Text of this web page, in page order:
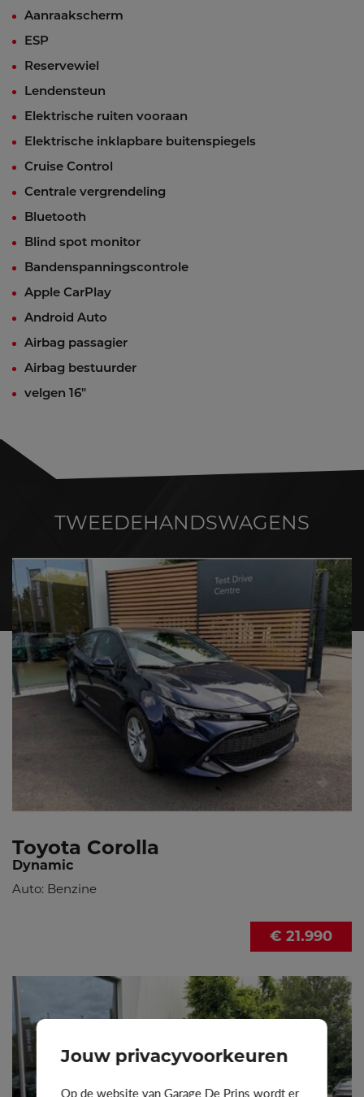
Aanraakscherm
ESP
Reservewiel
Lendensteun
Elektrische ruiten vooraan
Elektrische inklapbare buitenspiegels
Cruise Control
Centrale vergrendeling
Bluetooth
Blind spot monitor
Bandenspanningscontrole
Apple CarPlay
Android Auto
Airbag passagier
Airbag bestuurder
velgen 16"
TWEEDEHANDSWAGENS
Toyota Corolla
Dynamic
Auto: Benzine
€ 21.990
Jouw privacyvoorkeuren
Op de website van Garage De Prins wordt er